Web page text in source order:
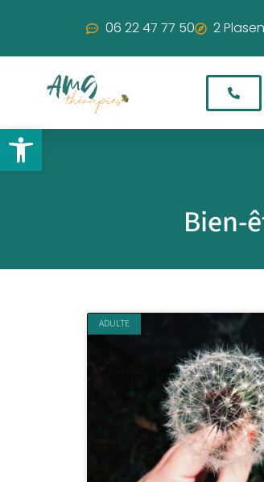
Ouvrir la barre d’outils
06 22 47 77 50 2
Bien-
ADULTE